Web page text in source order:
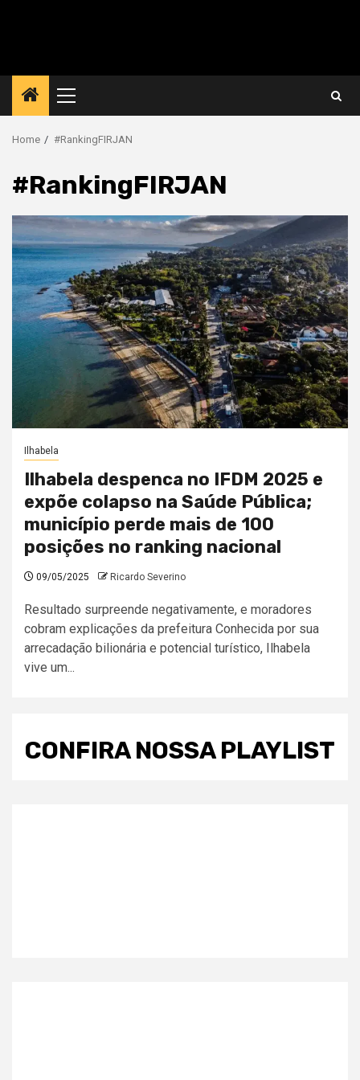
Primary
Menu
Home #RankingFIRJAN
#RankingFIRJAN
Ilhabela
Ilhabela despenca no IFDM 2025 e
expõe colapso na Saúde Pública;
município perde mais de 100
posições no ranking nacional
09/05/2025 Ricardo Severino
Resultado surpreende negativamente, e moradores
cobram explicações da prefeitura Conhecida por sua
arrecadação bilionária e potencial turístico, Ilhabela
vive um...
CONFIRA NOSSA PLAYLIST